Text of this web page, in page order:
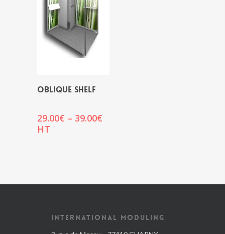
OBLIQUE SHELF
29.00€ – 39.00€
HT
INTERNATIONAL MODULING